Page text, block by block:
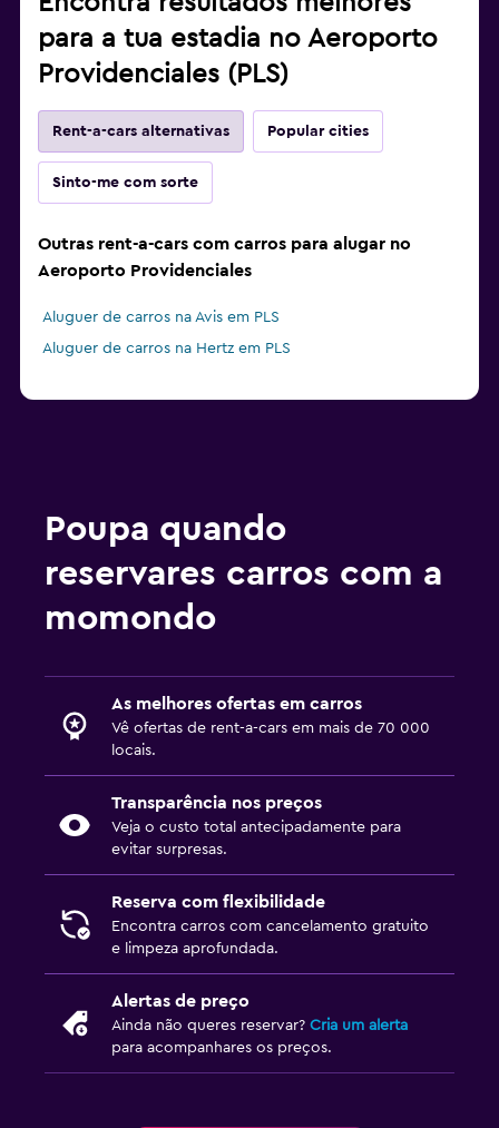
para a tua estadia no Aeroporto
Providenciales (PLS)
Rent-a-cars alternativas Popular cities
Sinto-me com sorte
Outras rent-a-cars com carros para alugar no
Aeroporto Providenciales
Aluguer de carros na Avis em PLS
Aluguer de carros na Hertz em PLS
Poupa quando
reservares carros com a
momondo
As melhores ofertas em carros
Vê ofertas de rent-a-cars em mais de 70 000
locais.
Transparência nos preços
Veja o custo total antecipadamente para
evitar surpresas.
Reserva com flexibilidade
Encontra carros com cancelamento gratuito
e limpeza aprofundada.
Alertas de preço
Ainda não queres reservar? Cria um alerta
para acompanhares os preços.